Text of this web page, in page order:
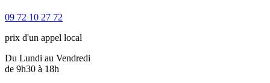
09 72 10 27 72
prix d'un appel local
Du Lundi au Vendredi
de 9h30 à 18h